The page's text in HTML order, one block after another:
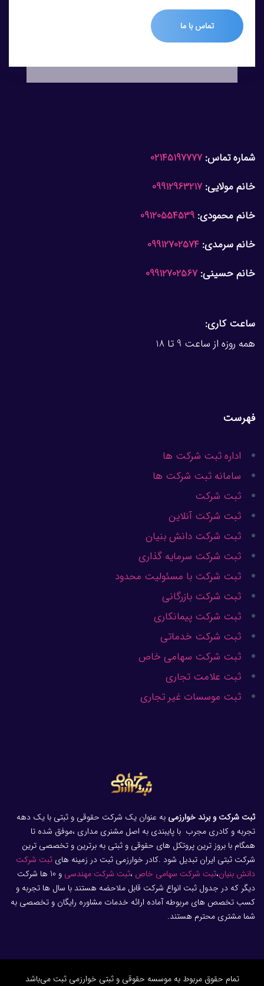
تماس با ما
شماره تماس: 02145197777
خانم مولایی: 09912963217
خانم محمودی: 09120554539
خانم سرمدی: 09912702574
خانم حسینی: 09912702567
ساعت کاری:
همه روزه از ساعت 9 تا 18
فهرست
اداره ثبت شرکت ها
سامانه ثبت شرکت ها
ثبت شرکت
ثبت شرکت آنلاین
ثبت شرکت دانش بنیان
ثبت شرکت سرمایه گذاری
ثبت شرکت با مسئولیت محدود
ثبت شرکت بازرگانی
ثبت شرکت پیمانکاری
ثبت شرکت خدماتی
ثبت شرکت سهامی خاص
ثبت علامت تجاری
ثبت موسسات غیر تجاری
ثبت شرکت و برند خوارزمی به عنوان یک شرکت حقوقی و ثبتی با یک دهه
تجربه و کادری مجرب با پایبندی به اصل مشنری مداری ،موفق شده تا
همگام با بروز ترین پروتکل های حقوقی و ثبتی به برترین و تخصصی ترین
شرکت ثبتی ایران تبدیل شود .کادر خوارزمی ثبت در زمینه های ثبت شرکت
دانش بنیان،ثبت شرکت سهامی خاص ،ثبت شرکت مهندسی
و 10 ها شرکت
دیگر که در جدول ثبت انواع شرکت قابل ملاحضه هستند با سال ها تجربه و
کسب تخصص های مربوطه آماده ارائه خدمات مشاوره رایگان و تخصصی به
شما مشتری محترم هستند.
تمام حقوق مربوط به موسسه حقوقی و ثبتی خوارزمی ثبت می‌باشد